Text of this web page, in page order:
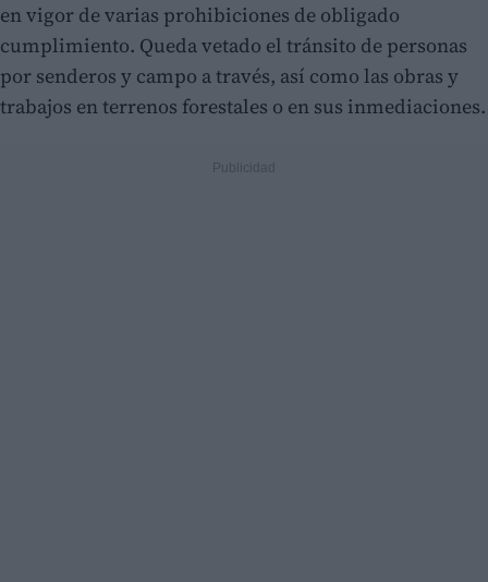
en vigor de varias prohibiciones de obligado
cumplimiento. Queda vetado el tránsito de personas
por senderos y campo a través, así como las obras y
trabajos en terrenos forestales o en sus inmediaciones.